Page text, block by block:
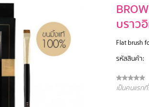
บราว
Flat brush
รหัสสินค้า:
เป็นคนแรก